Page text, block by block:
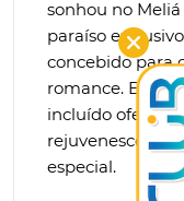
sonhou no
paraíso
concebido para
romance. Este
incluído oferece
rejuvenescer e
especial.